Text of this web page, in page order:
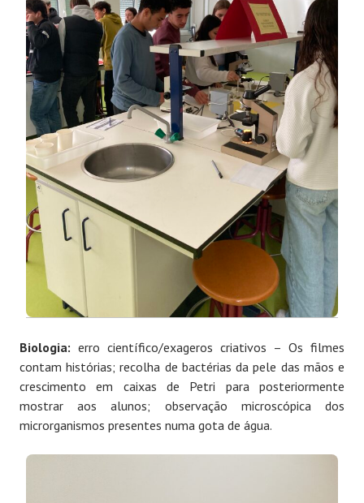
Biologia: erro científico/exageros criativos – Os filmes
contam histórias; recolha de bactérias da pele das mãos e
crescimento em caixas de Petri para posteriormente
mostrar aos alunos; observação microscópica dos
microrganismos presentes numa gota de água.